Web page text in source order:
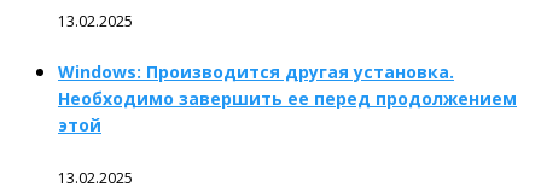
13.02.2025
Windows: Производится другая установка.
Необходимо завершить ее перед продолжением
этой
13.02.2025